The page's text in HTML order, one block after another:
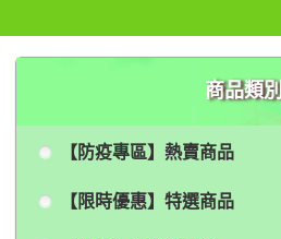
商品類別
【防疫專區】熱賣商品
【限時優惠】特選商品